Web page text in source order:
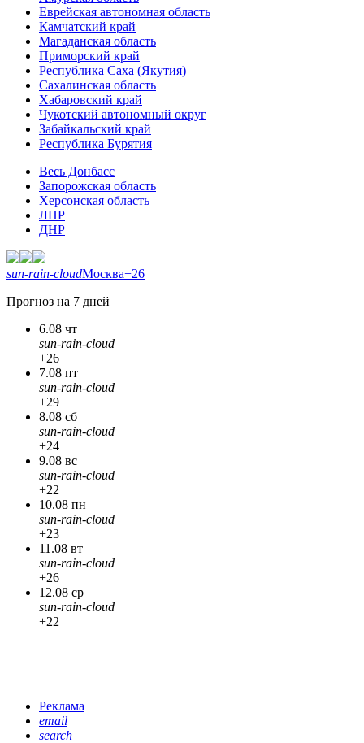
Еврейская автономная область
Камчатский край
Магаданская область
Приморский край
Республика Саха (Якутия)
Сахалинская область
Хабаровский край
Чукотский автономный округ
Забайкальский край
Республика Бурятия
Весь Донбасс
Запорожская область
Херсонская область
ЛНР
ДНР
sun-rain-cloudМосква+26
Прогноз на 7 дней
6.08 чт
sun-rain-cloud
+26
7.08 пт
sun-rain-cloud
+29
8.08 сб
sun-rain-cloud
+24
9.08 вс
sun-rain-cloud
+22
10.08 пн
sun-rain-cloud
+23
11.08 вт
sun-rain-cloud
+26
12.08 ср
sun-rain-cloud
+22
Реклама
email
search